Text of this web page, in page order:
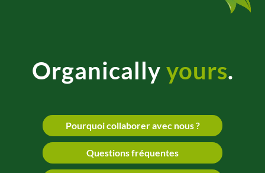
Organically yours.
Pourquoi collaborer avec nous ?
Questions fréquentes